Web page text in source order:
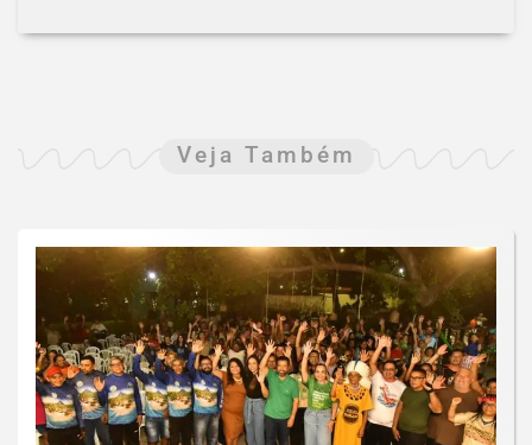
Veja Também